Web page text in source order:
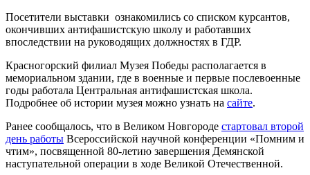
Посетители выставки ознакомились со списком курсантов,
окончивших антифашистскую школу и работавших
впоследствии на руководящих должностях в ГДР.
Красногорский филиал Музея Победы располагается в
мемориальном здании, где в военные и первые послевоенные
годы работала Центральная антифашистская школа.
Подробнее об истории музея можно узнать на сайте.
Ранее сообщалось, что в Великом Новгороде стартовал второй
день работы Всероссийской научной конференции «Помним и
чтим», посвященной 80-летию завершения Демянской
наступательной операции в ходе Великой Отечественной.